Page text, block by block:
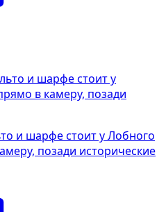
и шарфе стоит у Лобного
позади исторические